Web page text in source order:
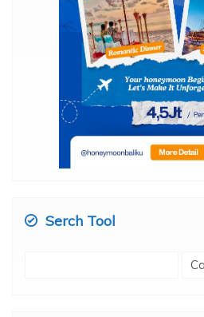
Serch Tool